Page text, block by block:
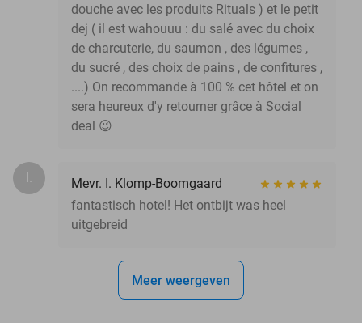
douche avec les produits Rituals ) et le petit
dej ( il est wahouuu : du salé avec du choix
de charcuterie, du saumon , des légumes ,
du sucré , des choix de pains , de confitures ,
....) On recommande à 100 % cet hôtel et on
sera heureux d'y retourner grâce à Social
deal 😉
I.
Mevr. I. Klomp-Boomgaard
fantastisch hotel! Het ontbijt was heel
uitgebreid
Meer weergeven